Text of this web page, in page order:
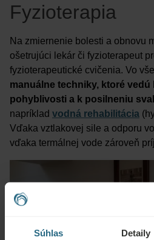
Súhlas Detaily
Fyzioterapia
Na zmiernenie bolesti a obnovu
ošetrujúci lekár či fyzioterapeut
fyzioterapeutické cvičenia. Vo
manuálne techniky, ktoré vedú
pohyblivosti a k posilneniu
napríklad vodná rehabilitácia
Vďaka vztlakovej sile a odporu
vďaka termálnej vode zároveň